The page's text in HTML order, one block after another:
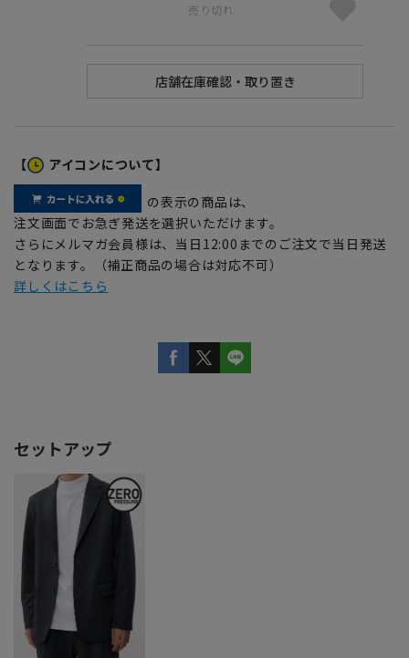
売り切れ
【 アイコンについて】
の表示の商品は、
注文画面でお急ぎ発送を選択いただけます。
さらにメルマガ会員様は、当日12:00までのご注文で当日発送
となります。（補正商品の場合は対応不可）
詳しくはこちら